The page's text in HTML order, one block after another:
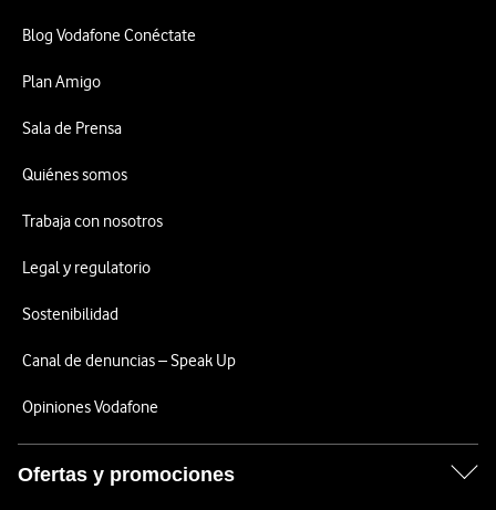
Blog Vodafone Conéctate
Plan Amigo
Sala de Prensa
Quiénes somos
Trabaja con nosotros
Legal y regulatorio
Sostenibilidad
Canal de denuncias – Speak Up
Opiniones Vodafone
Ofertas y promociones